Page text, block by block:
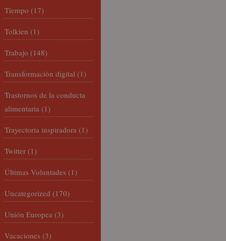
Tiempo (17)
Tolkien (1)
Trabajo (148)
Transformación digital (1)
Trastornos de la conducta
alimentaria (1)
Trayectoria inspiradora (1)
Twitter (1)
Últimas Voluntades (1)
Uncategorized (170)
Unión Europea (3)
Vacaciones (3)